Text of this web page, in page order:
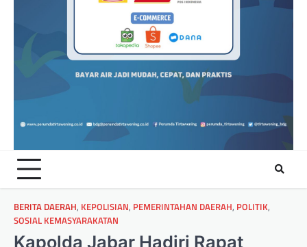
BERITA DAERAH, KEPOLISIAN, PEMERINTAHAN DAERAH, POLITIK,
SOSIAL KEMASYARAKATAN
Kapolda Jabar Hadiri Rapat